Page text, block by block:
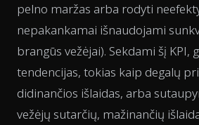
pelno maržas arba rodyti
nepakankamai išnaudojami
brangūs vežėjai). Sekdami šį KPI,
tendencijas, tokias kaip degalų
didinančios išlaidas, arba
vežėjų sutarčių, mažinančių